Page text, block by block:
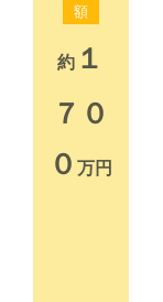
額
約 １
７０
０万円